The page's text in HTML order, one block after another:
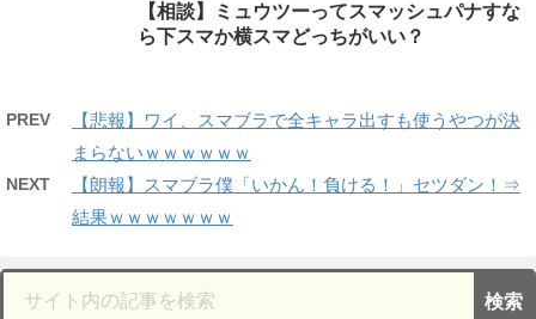
【相談】ミュウツーってスマッシュパナすな
ら下スマか横スマどっちがいい？
PREV
【悲報】ワイ、スマブラで全キャラ出すも使うやつが決
まらないｗｗｗｗｗｗ
NEXT
【朗報】スマブラ僕「いかん！負ける！」セツダン！⇒
結果ｗｗｗｗｗｗｗ